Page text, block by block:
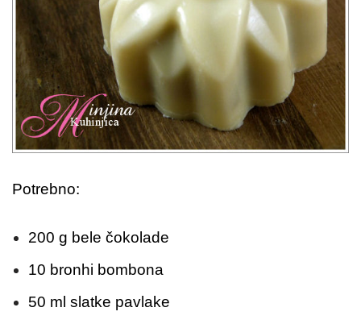
Potrebno:
200 g bele čokolade
10 bronhi bombona
50 ml slatke pavlake